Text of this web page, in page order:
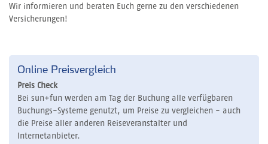
Wir informieren und beraten Euch gerne zu den verschiedenen
Versicherungen!
Online Preisvergleich
Preis Check
Bei sun+fun werden am Tag der Buchung alle verfügbaren
Buchungs-Systeme genutzt, um Preise zu vergleichen - auch
die Preise aller anderen Reiseveranstalter und
Internetanbieter.